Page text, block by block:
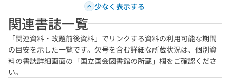
少なく表示する
関連書誌一覧
「関連資料・改題前後資料」でリンクする資料の利用可能な期間
の目安を示した一覧です。欠号を含む詳細な所蔵状況は、個別資
料の書誌詳細画面の「国立国会図書館の所蔵」欄をご確認くださ
い。